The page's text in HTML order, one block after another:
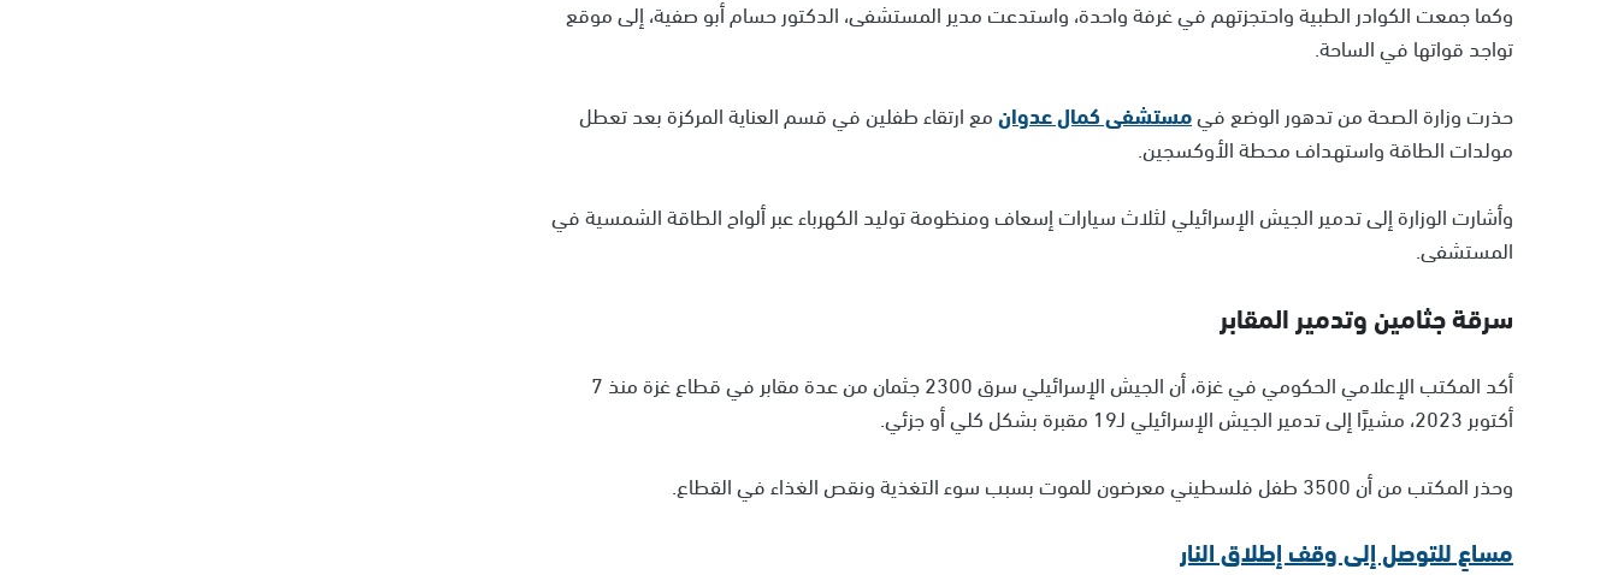
وكما جمعت الكوادر الطبية واحتجزتهم في غرفة واحدة، واستدعت مدير المستشفى، الدكتور حسام أبو صفية، إلى موقع
تواجد قواتها في الساحة.
حذرت وزارة الصحة من تدهور الوضع فيمستشفى كمال عدوانمع ارتقاء طفلين في قسم العناية المركزة بعد تعطل
مولدات الطاقة واستهداف محطة الأوكسجين.
وأشارت الوزارة إلى تدمير الجيش الإسرائيلي لثلاث سيارات إسعاف ومنظومة توليد الكهرباء عبر ألواح الطاقة الشمسية في
المستشفى.
سرقة جثامين وتدمير المقابر
أكد المكتب الإعلامي الحكومي في غزة، أن الجيش الإسرائيلي سرق 2300 جثمان من عدة مقابر في قطاع غزة منذ 7
أكتوبر 2023، مشيرًا إلى تدمير الجيش الإسرائيلي لـ19 مقبرة بشكل كلي أو جزئي.
وحذر المكتب من أن 3500 طفل فلسطيني معرضون للموت بسبب سوء التغذية ونقص الغذاء في القطاع.
مساعٍ للتوصل إلى وقف إطلاق النار